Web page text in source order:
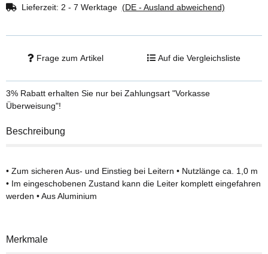
Lieferzeit: 2 - 7 Werktage (DE - Ausland abweichend)
Frage zum Artikel Auf die Vergleichsliste
3% Rabatt erhalten Sie nur bei Zahlungsart "Vorkasse
Überweisung"!
Beschreibung
• Zum sicheren Aus- und Einstieg bei Leitern • Nutzlänge ca. 1,0 m
• Im eingeschobenen Zustand kann die Leiter komplett eingefahren
werden • Aus Aluminium
Merkmale